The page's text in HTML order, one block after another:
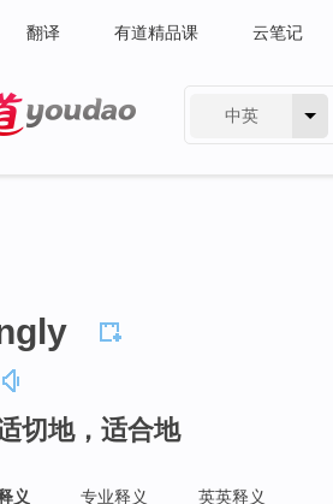
翻译 有道精品课 云笔记
中英
切地，适合地
义 专业释义 英英释义